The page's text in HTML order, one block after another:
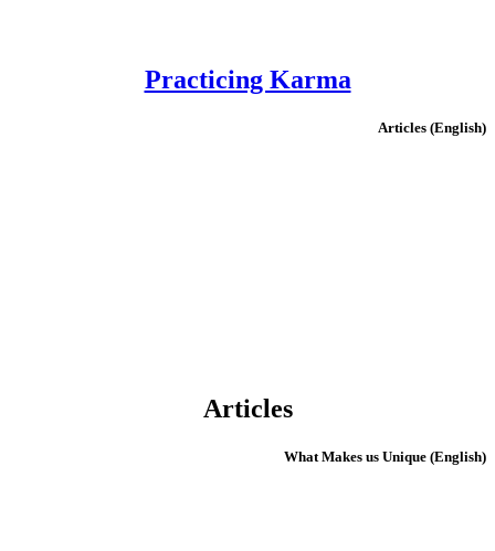
Practicing Karma
(English) Articles
Articles
(English) What Makes us Unique